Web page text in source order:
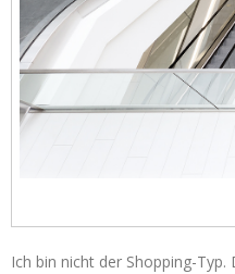
Ich bin nicht der Shopping-